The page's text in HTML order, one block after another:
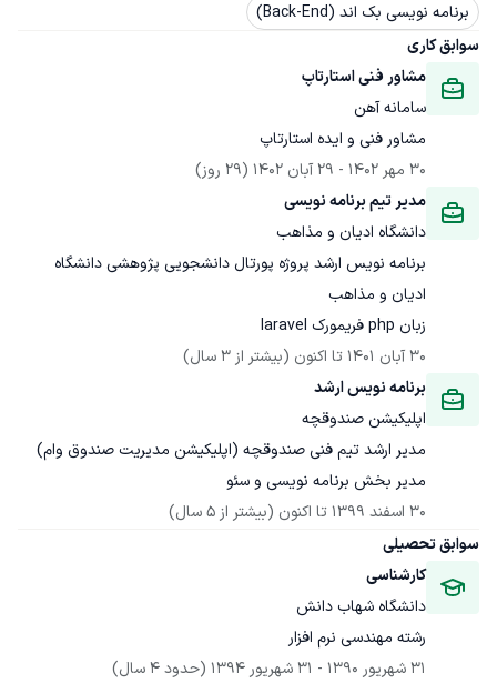
برنامه نویسی بک اند (Back-End)
سوابق کاری
مشاور فنی استارتاپ
سامانه آهن
مشاور فنی و ایده استارتاپ
30 مهر 1402
- 29 آبان 1402
(29 روز)
مدیر تیم برنامه نویسی
دانشگاه ادیان و مذاهب
برنامه نویس ارشد پروژه پورتال دانشجویی پژوهشی دانشگاه
زبان php فریمورک laravel
30 آبان 1401
تا اکنون (بیشتر از 3 سال)
برنامه نویس ارشد
اپلیکیشن صندوقچه
مدیر بخش برنامه نویسی و سئو
30 اسفند 1399
تا اکنون (بیشتر از 5 سال)
سوابق تحصیلی
کارشناسی
دانشگاه شهاب دانش
رشته مهندسی نرم افزار
31 شهریور 1390
- 31 شهریور 1394 (حدود 4 سال)